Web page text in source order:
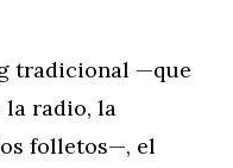
tradicional —que
la radio, la
folletos—, el